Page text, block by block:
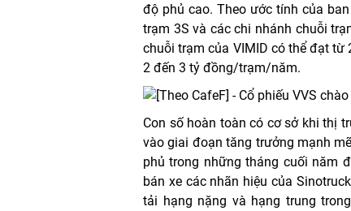
độ phủ cao. Theo ước tính của
trạm 3S và các chi nhánh chuỗi
chuỗi trạm của VIMID có thể đạt
2 đến 3 tỷ đồng/trạm/năm.
Con số hoàn toàn có cơ sở khi thị
vào giai đoạn tăng trưởng mạnh
phủ trong những tháng cuối năm
bán xe các nhãn hiệu của
tải hạng nặng và hạng trung